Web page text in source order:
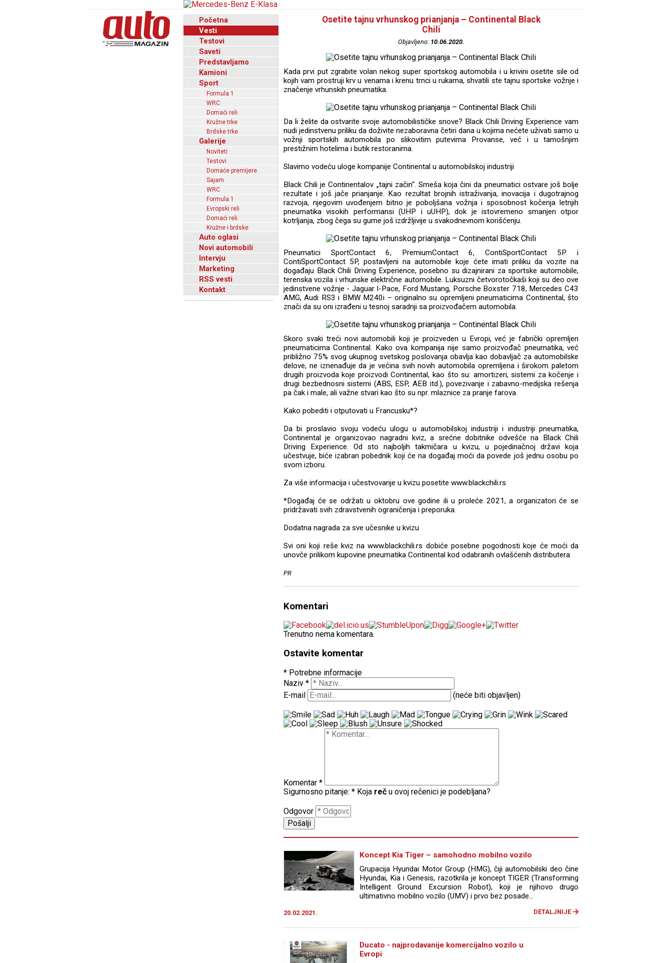
Početna
Vesti
Testovi
Saveti
Predstavljamo
Kamioni
Sport
Formula 1
WRC
Domaći reli
Kružne trke
Brdske trke
Galerije
Noviteti
Testovi
Domaće premijere
Sajam
WRC
Formula 1
Evropski reli
Domaći reli
Kružne i brdske
Auto oglasi
Novi automobili
Intervju
Marketing
RSS vesti
Kontakt
Osetite tajnu vrhunskog prianjanja – Continental Black
Chili
Objavljeno: 10.06.2020.
Kada prvi put zgrabite volan nekog super sportskog automobila i u krivini osetite sile od
kojih vam prostruji krv u venama i krenu trnci u rukama, shvatili ste tajnu sportske vožnje i
značenje vrhunskih pneumatika.
Da li želite da ostvarite svoje automobilističke snove? Black Chili Driving Experience vam
nudi jedinstvenu priliku da doživite nezaboravna četiri dana u kojima nećete uživati samo u
vožnji sportskih automobila po slikovitim putevima Provanse, već i u tamošnjim
prestižnim hotelima i butik restoranima.
Slavimo vodeću uloge kompanije Continental u automobilskoj industriji
Black Chili je Continentalov „tajni začin“. Smeša koja čini da pneumatici ostvare još bolje
rezultate i još jače prianjanje. Kao rezultat brojnih istraživanja, inovacija i dugotrajnog
razvoja, njegovim uvođenjem bitno je poboljšana vožnja i sposobnost kočenja letnjih
pneumatika visokih performansi (UHP i uUHP), dok je istovremeno smanjen otpor
kotrljanja, zbog čega su gume još izdržljivije u svakodnevnom korišćenju.
Pneumatici SportContact 6, PremiumContact 6, ContiSportContact 5P i
ContiSportContact 5P, postavljeni na automobile koje ćete imati priliku da vozite na
događaju Black Chili Driving Experience, posebno su dizajnirani za sportske automobile,
terenska vozila i vrhunske električne automobile. Luksuzni četvorotočkaši koji su deo ove
jedinstvene vožnje - Jaguar I-Pace, Ford Mustang, Porsche Boxster 718, Mercedes C43
AMG, Audi RS3 i BMW M240i – originalno su opremljeni pneumaticima Continental, što
znači da su oni izrađeni u tesnoj saradnji sa proizvođačem automobila.
Skoro svaki treći novi automobili koji je proizveden u Evropi, već je fabrički opremljen
pneumaticima Continental. Kako ova kompanija nije samo proizvođač pneumatika, već
približno 75% svog ukupnog svetskog poslovanja obavlja kao dobavljač za automobilske
delove, ne iznenađuje da je većina svih novih automobila opremljena i širokom paletom
drugih proizvoda koje proizvodi Continental, kao što su: amortizeri, sistemi za kočenje i
drugi bezbednosni sistemi (ABS, ESP, AEB itd.), povezivanje i zabavno-medijska rešenja
pa čak i male, ali važne stvari kao što su npr. mlaznice za pranje farova.
Kako pobediti i otputovati u Francusku*?
Da bi proslavio svoju vodeću ulogu u automobilskoj industriji i industriji pneumatika,
Continental je organizovao nagradni kviz, a srećne dobitnike odvešće na Black Chili
Driving Experience. Od sto najboljih takmičara u kvizu, u pojedinačnoj državi koja
učestvuje, biće izabran pobednik koji će na događaj moći da povede još jednu osobu po
svom izboru.
Za više informacija i učestvovanje u kvizu posetite www.blackchili.rs
*Događaj će se održati u oktobru ove godine ili u proleće 2021, a organizatori će se
pridržavati svih zdravstvenih ograničenja i preporuka.
Dodatna nagrada za sve učesnike u kvizu
Svi oni koji reše kviz na www.blackchili.rs dobiće posebne pogodnosti koje će moći da
unovče prilikom kupovine pneumatika Continental kod odabranih ovlašćenih distributera.
PR
Komentari
Trenutno nema komentara.
Ostavite komentar
* Potrebne informacije
Naziv *
E-mail
(neće biti objavljen)
Komentar *
Sigurnosno pitanje: * Koja reč u ovoj rečenici je podebljana?
Odgovor
Koncept Kia Tiger – samohodno mobilno vozilo
Grupacija Hyundai Motor Group (HMG), čiji automobilski deo čine
Hyundai, Kia i Genesis, razotkrila je koncept TIGER (Transforming
Intelligent Ground Excursion Robot), koji je njihovo drugo
ultimativno mobilno vozilo (UMV) i prvo bez posade...
20.02.2021. DETALJNIJE
Ducato - najprodavanije komercijalno vozilo u
Evropi